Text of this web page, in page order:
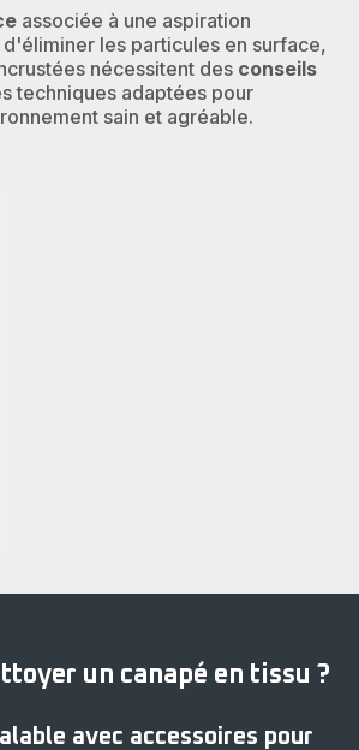
associée à une aspiration
les particules en surface,
nécessitent des conseils
techniques adaptées pour
sain et agréable.
un canapé en tissu ?
avec accessoires pour